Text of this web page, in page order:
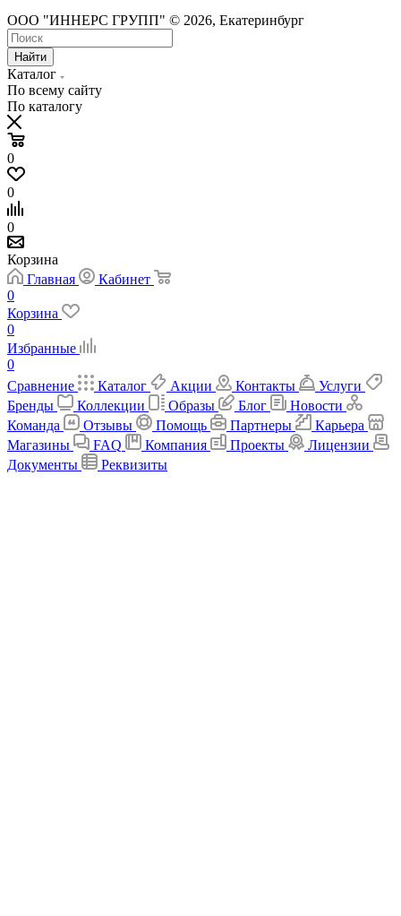
ООО "ИННЕРС ГРУПП" © 2026, Екатеринбург
Найти
Каталог
По всему сайту
По каталогу
0
0
0
Корзина
Главная
Кабинет
0
Корзина
0
Избранные
0
Сравнение
Каталог Акции Контакты
Услуги
Бренды
Коллекции Образы Блог
Новости
Команда
Отзывы Помощь Партнеры
Карьера
Магазины
FAQ Компания Проекты
Лицензии
Документы
Реквизиты